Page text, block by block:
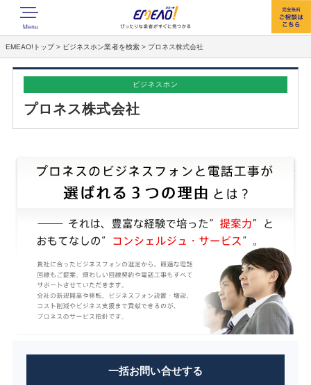
EMEAO!トップ > ビジネスホン業者を検索 > プロネス株式会社
ビジネスホン
プロネス株式会社
一括お問い合せする